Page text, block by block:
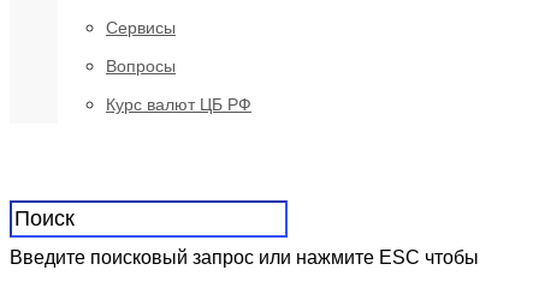
Сервисы
Вопросы
Курс валют ЦБ РФ
Введите поисковый запрос или нажмите ESC чтобы